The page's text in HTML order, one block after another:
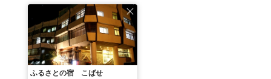
ふるさとの宿 こばせ